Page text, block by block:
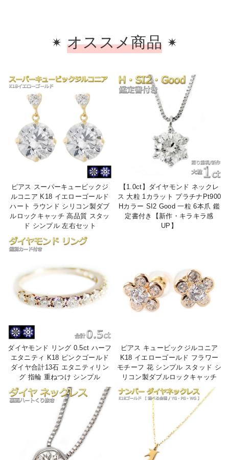
オススメ商品
ピアス スーパーキュービックジ
ルコニア K18 イエローゴールド
ハート ラウンド シリコン製ダブ
ルロックキャッチ 高品質 スタッ
ド シンプル 左右セット
【1.0ct】ダイヤモンド ネックレ
ス 大粒 1カラット プラチナPt900
Hカラー SI2 Good 一粒 6本爪 鑑
定書付き【新作・キラキラ感
UP】
ダイヤモンド リング 0.5ct ハーフ
エタニティ K18 ピンクゴールド
ダイヤ合計13石 エタニティリン
グ 指輪 重ねつけ シンプル
ピアス キュービックジルコニア
K18 イエローゴールド フラワー
モチーフ 花 シンプル スタッド シ
リコン製ダブルロックキャッチ